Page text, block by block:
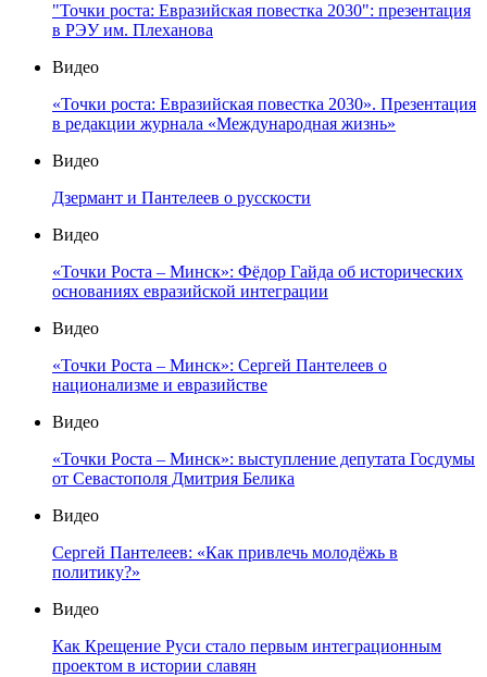
"Точки роста: Евразийская повестка 2030": презентация
в РЭУ им. Плеханова
Видео
«Точки роста: Евразийская повестка 2030». Презентация
в редакции журнала «Международная жизнь»
Видео
Дзермант и Пантелеев о русскости
Видео
«Точки Роста – Минск»: Фёдор Гайда об исторических
основаниях евразийской интеграции
Видео
«Точки Роста – Минск»: Сергей Пантелеев о
национализме и евразийстве
Видео
«Точки Роста – Минск»: выступление депутата Госдумы
от Севастополя Дмитрия Белика
Видео
Сергей Пантелеев: «Как привлечь молодёжь в
политику?»
Видео
Как Крещение Руси стало первым интеграционным
проектом в истории славян